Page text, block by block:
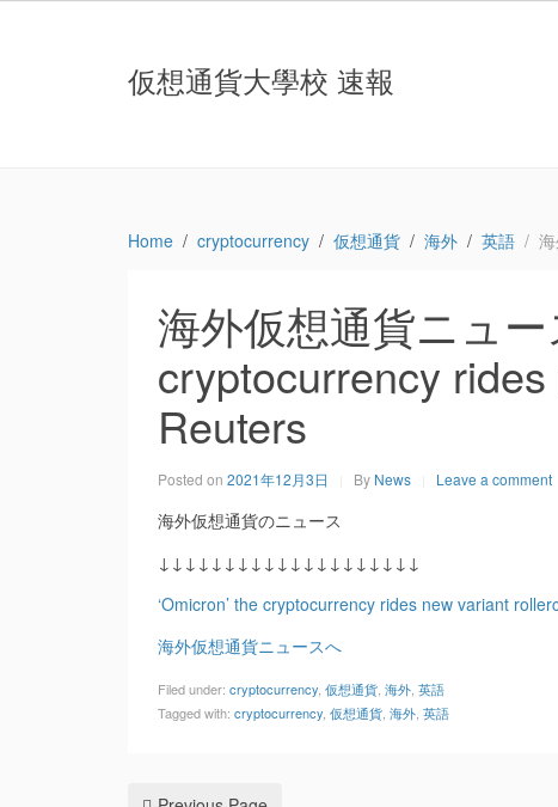
仮想通貨大學校 速報
Home cryptocurrency 仮想通貨 海外 英語
海外仮想通貨ニュー
cryptocurrency
Reuters
Posted on 2021年12月3日 By News Leave a comment
海外仮想通貨のニュース
↓↓↓↓↓↓↓↓↓↓↓↓↓↓↓↓↓↓↓↓
‘Omicron’ the cryptocurrency rides new variant
海外仮想通貨ニュースへ
Filed under: cryptocurrency 仮想通貨 海外 英語
Tagged with: cryptocurrency 仮想通貨 海外 英語